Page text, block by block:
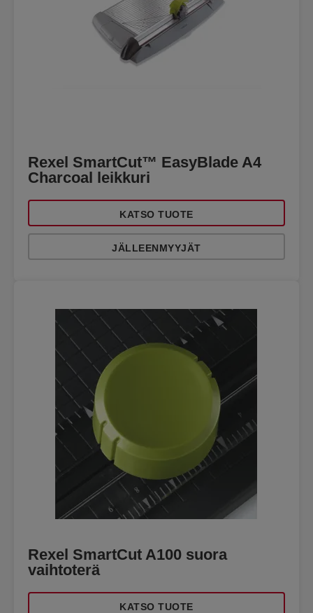
Rexel SmartCut™ EasyBlade A4
Charcoal leikkuri
KATSO TUOTE
JÄLLEENMYYJÄT
Rexel SmartCut A100 suora
vaihtoterä
KATSO TUOTE